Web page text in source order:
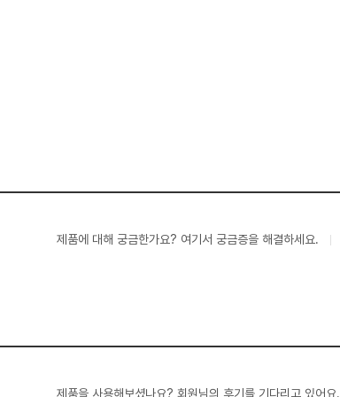
제품에 대해 궁금한가요? 여기서 궁금증을 해결하세요.
제품을 사용해보셨나요? 회원님의 후기를 기다리고 있어요.